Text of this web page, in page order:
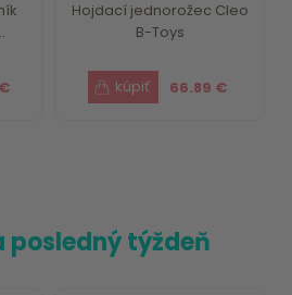
Hojdací jednorožec Cleo
B-Toys
66.89 €
posledný týždeň